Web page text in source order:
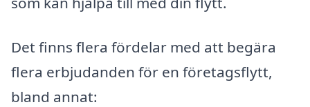
Det finns flera fördelar med att begära
flera erbjudanden för en företagsflytt,
bland annat: